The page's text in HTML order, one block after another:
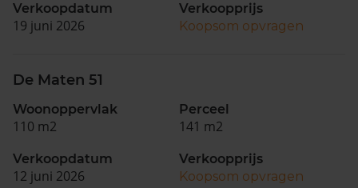
Verkoopdatum
19 juni 2026
Verkoopprijs
Koopsom opvragen
De Maten 51
Woonoppervlak
110 m2
Perceel
141 m2
Verkoopdatum
12 juni 2026
Verkoopprijs
Koopsom opvragen